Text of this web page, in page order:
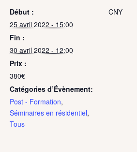
Début :
25 avril 2022 - 15:00
Fin :
30 avril 2022 - 12:00
Prix :
380€
Catégories d’Évènement:
Post - Formation,
Séminaires en résidentiel,
Tous
CNY